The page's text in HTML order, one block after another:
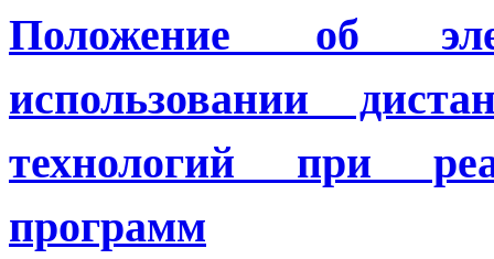
Положение об
использовании
технологий при
программ